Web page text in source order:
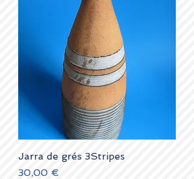
Jarra de grés 3Stripes
Preço
30,00 €